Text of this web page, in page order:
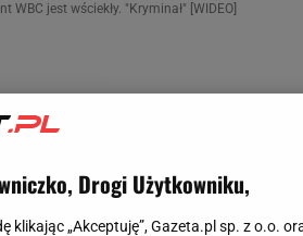
jest wściekły. "Kryminał" [WIDEO]
Drogi Użytkowniku,
klikając „Akceptuję”, Gazeta.pl sp. z o.o.